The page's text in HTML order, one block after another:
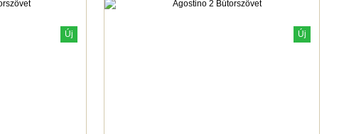
Új Új